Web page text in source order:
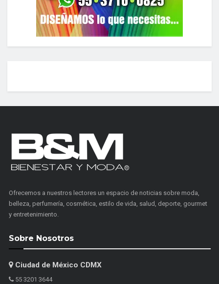
Ofrecemos a nuestros lectores un espacio de noticias sobre moda,
belleza, perfumería, cosmética, estilo de vida, salud, deporte, gourmet
y entretenimiento.
Sobre Nosotros
Ciudad de México CDMX
55 3201 3644